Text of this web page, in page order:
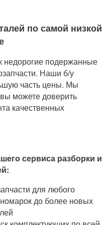
по самой низкой
недорогие подержанные
Наши б/у
часть цены. Мы
можете доверить
качественных
сервиса разборки и
для любого
до более новых